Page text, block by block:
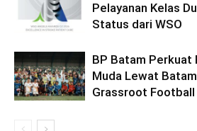
Pelayanan Kelas
Status dari WSO
BP Batam Perkuat
Muda Lewat
Grassroot